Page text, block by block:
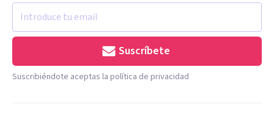
Suscríbete
Suscribiéndote aceptas la política de privacidad